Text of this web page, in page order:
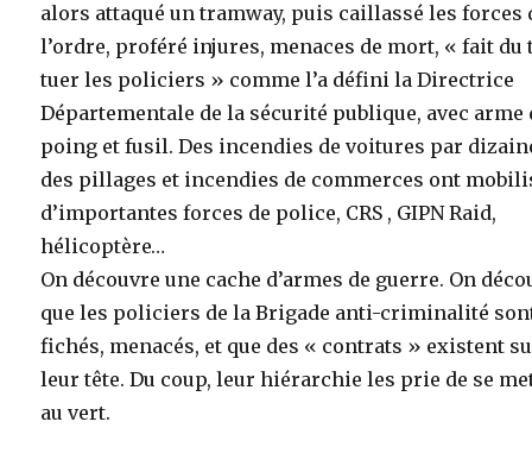
alors attaqué un tramway, puis caillassé les forces
l’ordre, proféré injures, menaces de mort, « fait du
tuer les policiers » comme l’a défini la Directrice
Départementale de la sécurité publique, avec arme
poing et fusil. Des incendies de voitures par
des pillages et incendies de commerces ont
d’importantes forces de police, CRS , GIPN Raid,
hélicoptère…
On découvre une cache d’armes de guerre. On
que les policiers de la Brigade anti-criminalité
fichés, menacés, et que des « contrats » existent
leur tête. Du coup, leur hiérarchie les prie de se
au vert.